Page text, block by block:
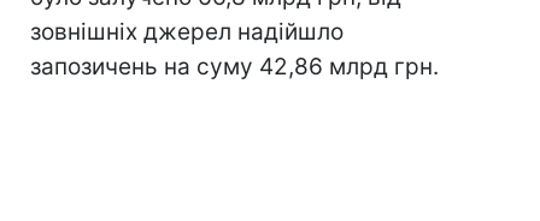
зовнішніх джерел надійшло
запозичень на суму 42,86 млрд грн.